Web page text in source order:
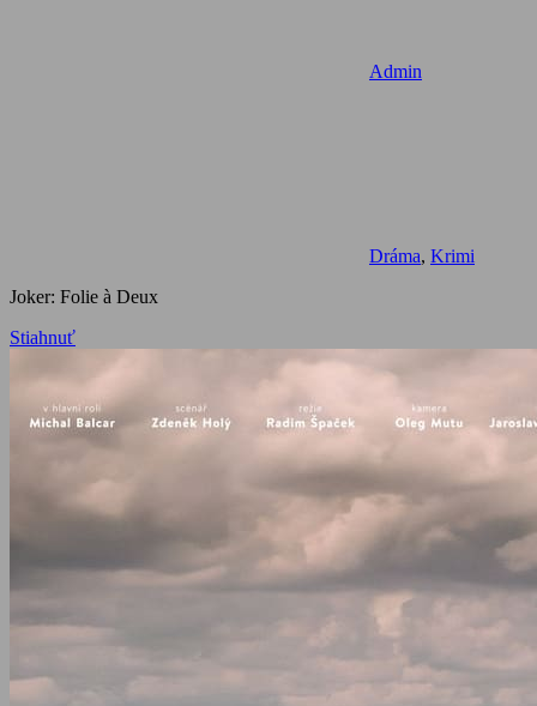
Admin
Dráma, Krimi
Joker: Folie à Deux
Stiahnuť